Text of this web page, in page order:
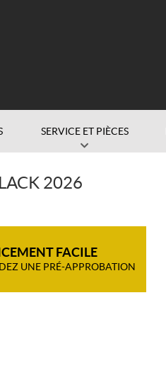
SERVICE ET PIÈCES
2026
FACILE
UNE PRÉ-APPROBATION